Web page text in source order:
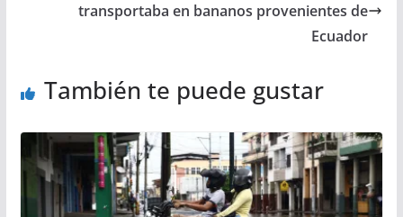
transportaba en bananos provenientes de
Ecuador
También te puede gustar